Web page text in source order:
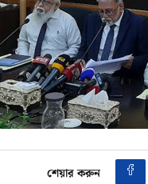
শেয়ার করুন